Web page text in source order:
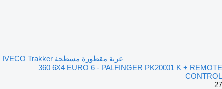
عربة مقطورة مسطحة IVECO Trakker
360 6X4 EURO 6 - PALFINGER PK20001 K + REMOTE
CONTROL
27